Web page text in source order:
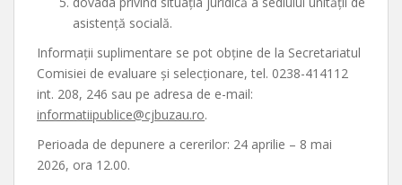
asistenţă socială.
Informaţii suplimentare se pot obţine de la Secretariatul
Comisiei de evaluare şi selecţionare, tel. 0238-414112
int. 208, 246 sau pe adresa de e-mail:
informatiipublice@cjbuzau.ro.
Perioada de depunere a cererilor: 24 aprilie – 8 mai
2026, ora 12.00.